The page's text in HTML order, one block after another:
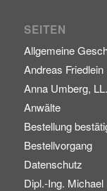
SEITEN
Allgemeine
Andreas Friedlein
Anna Umberg,
Anwälte
Bestellung
Bestellvorgang
Datenschutz
Dipl.-Ing.